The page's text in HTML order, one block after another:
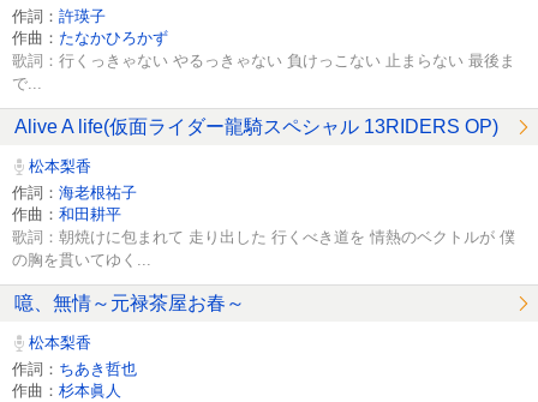
作詞： 許瑛子
作曲： たなかひろかず
歌詞：行くっきゃない やるっきゃない 負けっこない 止まらない 最後ま
で...
Alive A life(仮面ライダー龍騎スペシャル 13RIDERS OP)
松本梨香
作詞： 海老根祐子
作曲： 和田耕平
歌詞：朝焼けに包まれて 走り出した 行くべき道を 情熱のベクトルが 僕
の胸を貫いてゆく...
噫、無情～元禄茶屋お春～
松本梨香
作詞： ちあき哲也
作曲： 杉本眞人